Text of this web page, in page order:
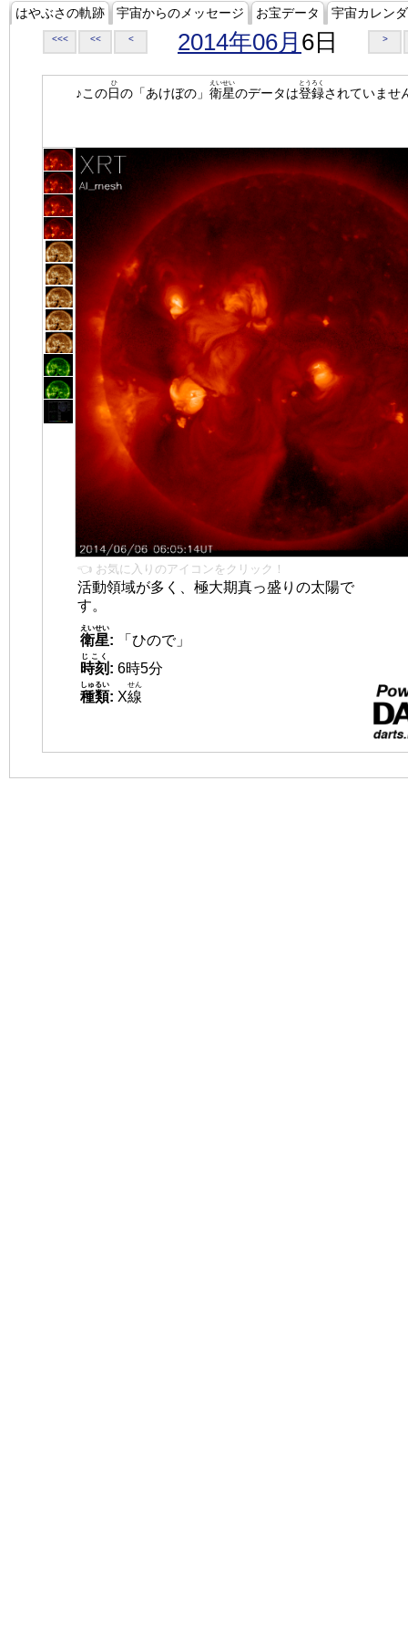
はやぶさの軌跡 宇宙からのメッセージ お宝データ 宇宙カレン
<<< << < 2014年06月 6日 >
♪この日
ひ
の「あけぼの」 衛星
えいせい
のデータは登録
とうろく
されていませ
👈 お気に入りのアイコンをクリック！
活動領域が多く、極大期真っ盛りの太陽で
す。
衛星
えいせい
:
「ひので」
時刻
じこく
: 6時5分
種類
しゅるい
: X線
せん